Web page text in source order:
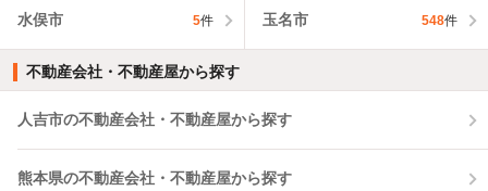
水俣市 5件 玉名市 548件
不動産会社・不動産屋から探す
人吉市の不動産会社・不動産屋から探す
熊本県の不動産会社・不動産屋から探す